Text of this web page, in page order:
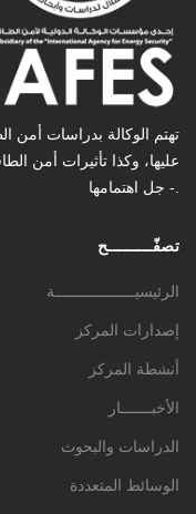
تهتم الوكالة بدراسات أمن
عليها، وكذا تأثیرات أمن
- جل اهتمامها.
تصفّـــــــــح
الرئيسيــــــــــــــــــة
إصدارات المركز
أنشطة المركز
الأخبـــــــار
الدراسات والبحوث
الوسائط المتعددة